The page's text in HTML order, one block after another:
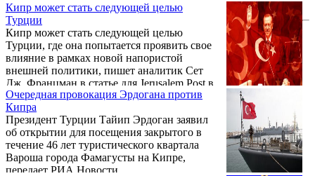
Кипр может стать следующей целью
Турции
Кипр может стать следующей целью
Турции, где она попытается проявить свое
влияние в рамках новой напористой
внешней политики, пишет аналитик Сет
Дж. Францман в статье для Jerusalem Post в
среду.
Очередная провокация Эрдогана против
Кипра
Президент Турции Тайип Эрдоган заявил
об открытии для посещения закрытого в
течение 46 лет туристического квартала
Вароша города Фамагусты на Кипре,
передает РИА Новости.